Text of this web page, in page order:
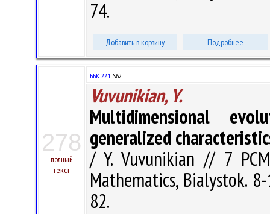
74.
Добавить в корзину Подробнее
278
полный
текст
ББК 22.1 S62
Vuvunikian, Y.
Multidimensional
generalized
/ Y. Vuvunikian // 7
Mathematics, Bialystok.
82.